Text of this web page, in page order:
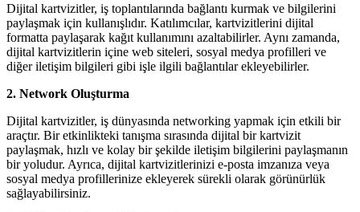
Dijital kartvizitler, iş toplantılarında bağlantı kurmak ve bilgilerini
paylaşmak için kullanışlıdır. Katılımcılar, kartvizitlerini dijital
formatta paylaşarak kağıt kullanımını azaltabilirler. Aynı zamanda,
dijital kartvizitlerin içine web siteleri, sosyal medya profilleri ve
diğer iletişim bilgileri gibi işle ilgili bağlantılar ekleyebilirler.
2. Network Oluşturma
Dijital kartvizitler, iş dünyasında networking yapmak için etkili bir
araçtır. Bir etkinlikteki tanışma sırasında dijital bir kartvizit
paylaşmak, hızlı ve kolay bir şekilde iletişim bilgilerini paylaşmanın
bir yoludur. Ayrıca, dijital kartvizitlerinizi e-posta imzanıza veya
sosyal medya profillerinize ekleyerek sürekli olarak görünürlük
sağlayabilirsiniz.